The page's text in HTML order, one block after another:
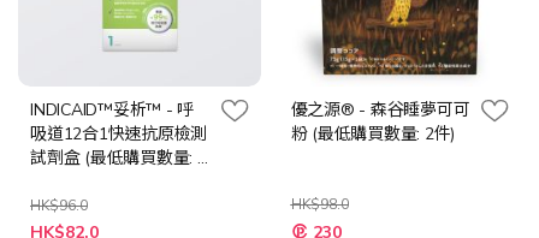
INDICAID™妥析™ - 呼
吸道12合1快速抗原檢測
試劑盒 (最低購買數量: 4
HK$96.0
特
HK$82.0
優之源® - 森谷睡夢可可
粉 (最低購買數量: 2件)
HK$98.0
特 230